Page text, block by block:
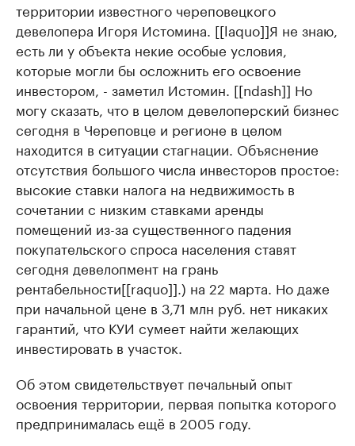
территории известного череповецкого
девелопера Игоря Истомина. [[laquo]]Я не знаю,
есть ли у объекта некие особые условия,
которые могли бы осложнить его освоение
инвестором, - заметил Истомин. [[ndash]] Но
могу сказать, что в целом девелоперский бизнес
сегодня в Череповце и регионе в целом
находится в ситуации стагнации. Объяснение
отсутствия большого числа инвесторов простое:
высокие ставки налога на недвижимость в
сочетании с низким ставками аренды
помещений из-за существенного падения
покупательского спроса населения ставят
сегодня девелопмент на грань
рентабельности[[raquo]].) на 22 марта. Но даже
при начальной цене в 3,71 млн руб. нет никаких
гарантий, что КУИ сумеет найти желающих
инвестировать в участок.
Об этом свидетельствует печальный опыт
освоения территории, первая попытка которого
предпринималась ещё в 2005 году.